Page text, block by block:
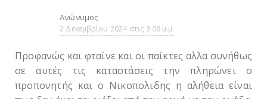
Ανώνυμος
2 Δεκεμβρίου 2024 στις 3:08 μ.μ.
Προφανώς και φταίνε και οι παίκτες αλλα συνήθως
σε αυτές τις καταστάσεις την πληρώνει ο
προπονητής και ο Νικοπολιδης η αλήθεια είναι